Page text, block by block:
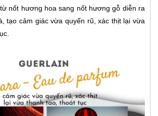
nốt hương hoa sang nốt hương gỗ diễn ra
tạo cảm giác vừa quyến rũ, xác thịt lại vừa